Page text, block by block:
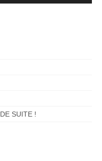
SUITE !